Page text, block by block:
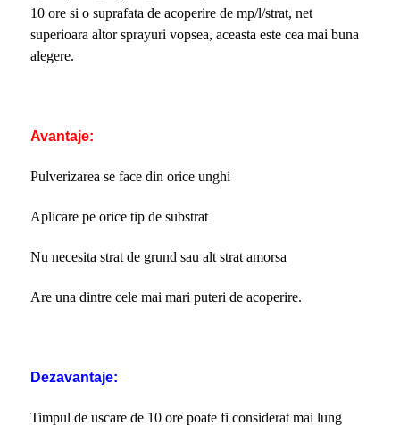
10 ore si o suprafata de acoperire de mp/l/strat, net
superioara altor sprayuri vopsea, aceasta este cea mai buna
alegere.
Avantaje:
Pulverizarea se face din orice unghi
Aplicare pe orice tip de substrat
Nu necesita strat de grund sau alt strat amorsa
Are una dintre cele mai mari puteri de acoperire.
Dezavantaje:
Timpul de uscare de 10 ore poate fi considerat mai lung